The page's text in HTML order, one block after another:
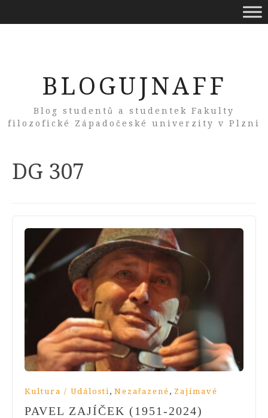
BLOGUJNAFF
Blog studentů a studentek Fakulty
filozofické Západočeské univerzity v Plzni
Tag:
DG 307
Kultura / Události , Nezařazené , Zajímavé
PAVEL ZAJÍČEK (1951-2024)